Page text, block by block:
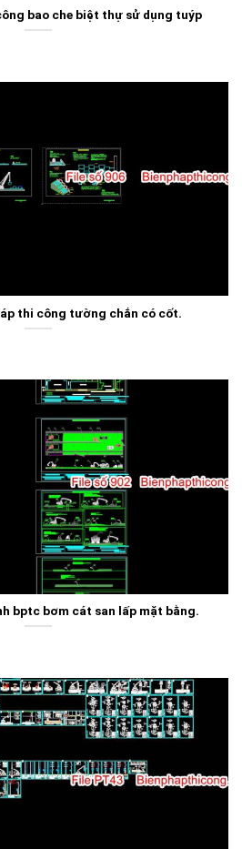
bao che biệt thự sử dụng tuýp
thi công tường chắn có cốt.
bptc bơm cát san lấp mặt bằng.